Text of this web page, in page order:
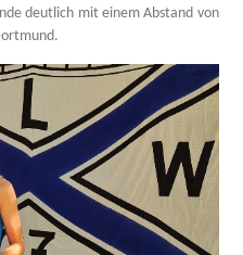
deutlich mit einem Abstand von